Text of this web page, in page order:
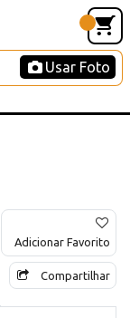
Usar Foto
Adicionar Favorito
Compartilhar